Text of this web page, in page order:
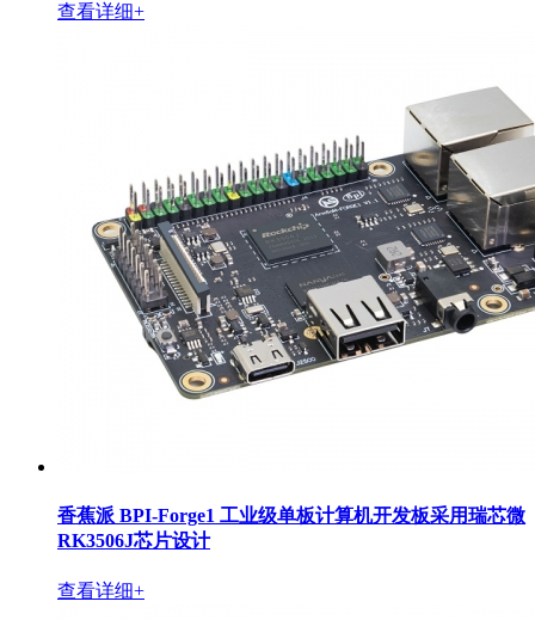
查看详细+
香蕉派 BPI-Forge1 工业级单板计算机开发板采用瑞芯微
RK3506J芯片设计
查看详细+